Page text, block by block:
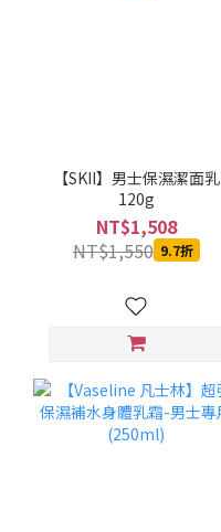
【SKII】男士保濕潔面乳
120g
NT$1,508
NT$1,550 9.7折